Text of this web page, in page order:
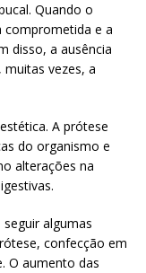
Quando o
comprometida e a
disso, a ausência
vezes, a
A prótese
do organismo e
alterações na
algumas
confecção em
O aumento das